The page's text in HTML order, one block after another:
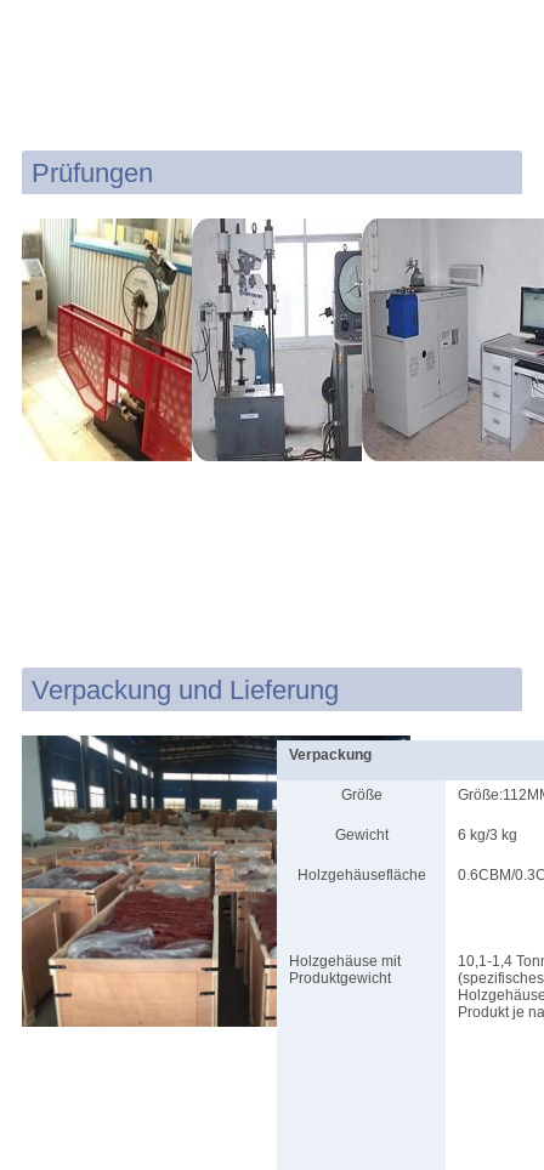
Prüfungen
Verpackung und Lieferung
Verpackung
Größe
Gewicht 6 kg/3 kg
Holzgehäusefläche 0.6CBM/
Holzgehäuse mit
Produktgewicht
10,1-1,4
Produkt je